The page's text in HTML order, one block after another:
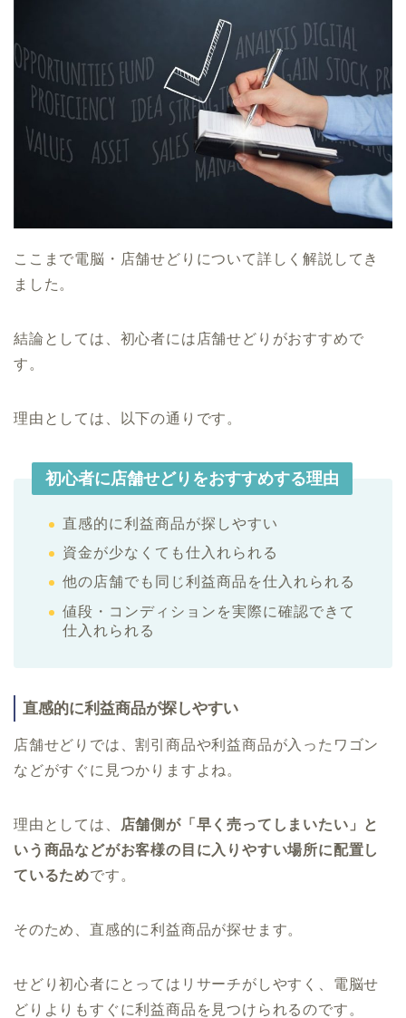
ここまで電脳・店舗せどりについて詳しく解説してき
ました。
結論としては、初心者には店舗せどりがおすすめで
す。
理由としては、以下の通りです。
初心者に店舗せどりをおすすめする理由
直感的に利益商品が探しやすい
資金が少なくても仕入れられる
他の店舗でも同じ利益商品を仕入れられる
値段・コンディションを実際に確認できて
仕入れられる
直感的に利益商品が探しやすい
店舗せどりでは、割引商品や利益商品が入ったワゴン
などがすぐに見つかりますよね。
理由としては、 店舗側が「早く売ってしまいたい」と
いう商品などがお客様の目に入りやすい場所に配置し
ているためです。
そのため、直感的に利益商品が探せます。
せどり初心者にとってはリサーチがしやすく、電脳せ
どりよりもすぐに利益商品を見つけられるのです。